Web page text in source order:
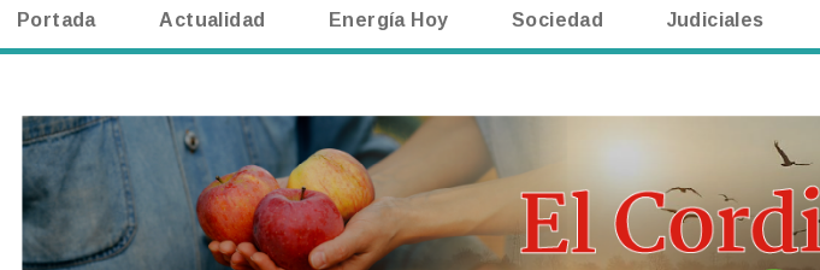
Portada Actualidad Energía Hoy Sociedad Judiciales